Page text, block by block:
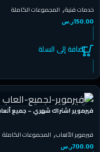
خدمات فنية, المجموعات الكاملة
150.00ر.س
إضافة إلى السلة
فيرموير الألعاب, المجموعات الكاملة
700.00ر.س